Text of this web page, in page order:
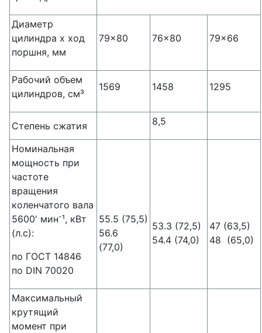
Диаметр
цилиндра х ход
поршня, мм
79x80 76x80 79x66
Рабочий объем
цилиндров, см³
1569 1458 1295
Степень сжатия 8,5
Номинальная
мощность при
частоте
вращения
коленчатого вала
5600' мин-¹, кВт
(л.с):
по ГОСТ 14846
по DIN 70020
55.5 (75,5)
56.6
(77,0)
53.3 (72,5)
54.4 (74,0)
47 (63,5)
48 (65,0)
Максимальный
крутящий
момент при